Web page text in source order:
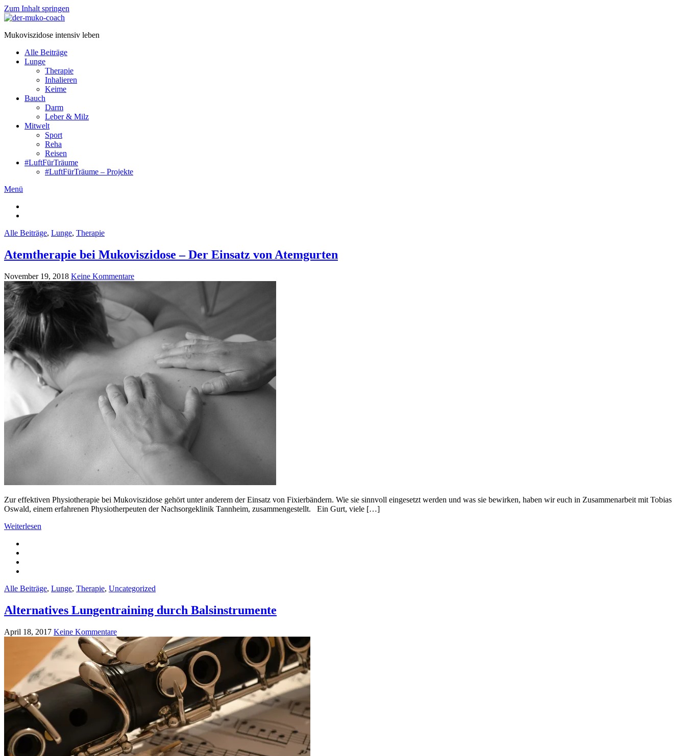
Zum Inhalt springen
Mukoviszidose intensiv leben
Alle Beiträge
Lunge
Therapie
Inhalieren
Keime
Bauch
Darm
Leber & Milz
Mitwelt
Sport
Reha
Reisen
#LuftFürTräume
#LuftFürTräume – Projekte
Menü
Alle Beiträge, Lunge, Therapie
Atemtherapie bei Mukoviszidose – Der Einsatz von Atemgurten
November 19, 2018 Keine Kommentare
Zur effektiven Physiotherapie bei Mukoviszidose gehört unter anderem der Einsatz von Fixierbändern. Wie sie sinnvoll eingesetzt werden und was sie bewirken, haben wir euch in Zusammenarbeit mit Tobias
Oswald, einem erfahrenen Physiotherpeuten der Nachsorgeklinik Tannheim, zusammengestellt. Ein Gurt, viele […]
Weiterlesen
Alle Beiträge, Lunge, Therapie, Uncategorized
Alternatives Lungentraining durch Balsinstrumente
April 18, 2017 Keine Kommentare